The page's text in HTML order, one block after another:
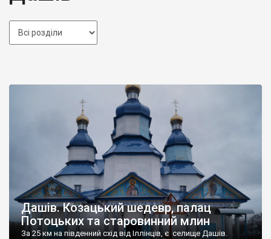
Дашів. Козацький шедевр, палац
Потоцьких та старовинний млин
За 25 км на південний схід від Іллінців, є селище Дашів.